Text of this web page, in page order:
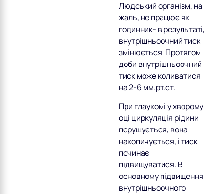
Людський організм, на
жаль, не працює як
годинник- в результаті,
внутрішньоочний тиск
змінюється. Протягом
доби внутрішньоочний
тиск може коливатися
на 2-6 мм.рт.ст.
При глаукомі у хворому
оці циркуляція рідини
порушується, вона
накопичується, і тиск
починає
підвищуватися. В
основному підвищення
внутрішньоочного